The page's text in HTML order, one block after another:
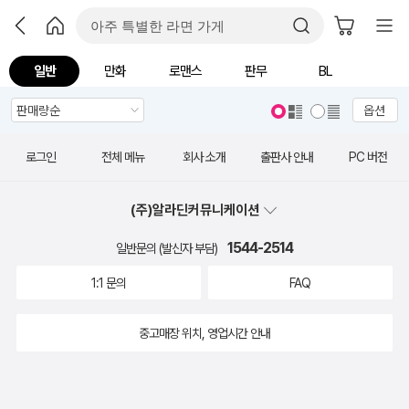
일반 만화 로맨스 판무 BL
옵션
로그인 전체 메뉴 회사 소개 출판사 안내 PC 버전
(주)알라딘커뮤니케이션
일반문의 (발신자 부담) 1544-2514
1:1 문의 FAQ
중고매장 위치, 영업시간 안내